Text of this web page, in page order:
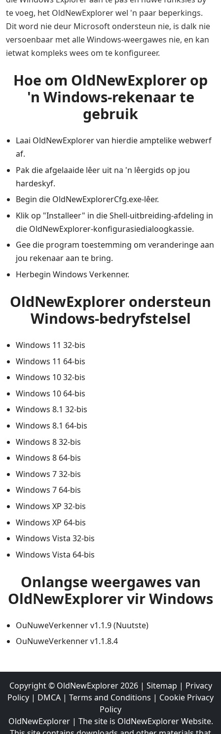
te voeg, het OldNewExplorer wel 'n paar beperkings.
Dit word nie deur Microsoft ondersteun nie, is dalk nie
versoenbaar met alle Windows-weergawes nie, en kan
ietwat kompleks wees om te konfigureer.
Hoe om OldNewExplorer op
'n Windows-rekenaar te
gebruik
Laai OldNewExplorer van hierdie amptelike webwerf
af.
Pak die afgelaaide lêer uit na 'n lêergids op jou
hardeskyf.
Begin die OldNewExplorerCfg.exe-lêer.
Klik op "Installeer" in die Shell-uitbreiding-afdeling in
die OldNewExplorer-konfigurasiedialoogkassie.
Gee die program toestemming om veranderinge aan
jou rekenaar aan te bring.
Herbegin Windows Verkenner.
OldNewExplorer ondersteun
Windows-bedryfstelsel
Windows 11 32-bis
Windows 11 64-bis
Windows 10 32-bis
Windows 10 64-bis
Windows 8.1 32-bis
Windows 8.1 64-bis
Windows 8 32-bis
Windows 8 64-bis
Windows 7 32-bis
Windows 7 64-bis
Windows XP 32-bis
Windows XP 64-bis
Windows Vista 32-bis
Windows Vista 64-bis
Onlangse weergawes van
OldNewExplorer vir Windows
OuNuweVerkenner v1.1.9 (Nuutste)
OuNuweVerkenner v1.1.8.4
Copyright © OldNewExplorer 2026| Sitemap | Privacy
Policy | DMCA | Terms and Conditions | Cookie Privacy
Policy
OldNewExplorer | The site is OldNewExplorer Website.